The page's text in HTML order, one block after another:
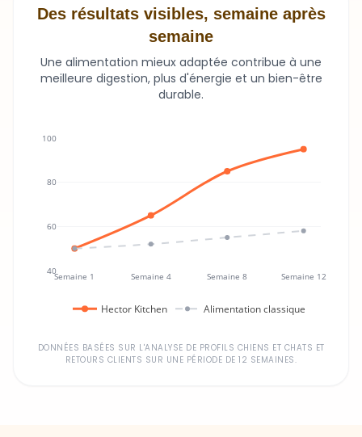
Des résultats visibles, semaine après
semaine
Une alimentation mieux adaptée contribue à une
meilleure digestion, plus d'énergie et un bien-être
durable.
Semaine 1 Semaine 4 Semaine 8 Semaine 12
40
60
80
100
Hector Kitchen Alimentation classique
DONNÉES BASÉES SUR L'ANALYSE DE PROFILS CHIENS ET CHATS ET
RETOURS CLIENTS SUR UNE PÉRIODE DE 12 SEMAINES.